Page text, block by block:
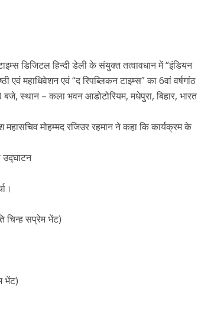
डिजिटल हिन्दी डेली के संयुक्त तत्वावधान में “इंडियन
एवं महाधिवेशन एवं “द रिपब्लिकन टाइम्स” का 6वां वर्षगांठ
स्थान – कला भवन आडोटोरियम, मधेपुरा, बिहार, भारत
मोहम्मद रजिउर रहमान ने कहा कि कार्यक्रम के
उद्घाटन
चिन्ह सप्रेम भेंट)
भेंट)